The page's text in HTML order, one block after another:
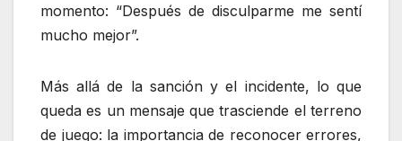
momento: “Después de disculparme me sentí
mucho mejor”.
Más allá de la sanción y el incidente, lo que
queda es un mensaje que trasciende el terreno
de juego: la importancia de reconocer errores,